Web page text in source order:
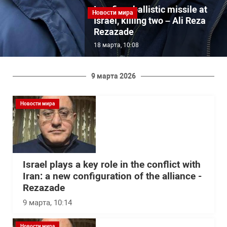
Новости мира
Iran fires ballistic missile at
Israel, killing two – Ali Reza
Rezazade
18 марта, 10:08
9 марта 2026
Новости мира
Israel plays a key role in the conflict with
Iran: a new configuration of the alliance -
Rezazade
9 марта, 10:14